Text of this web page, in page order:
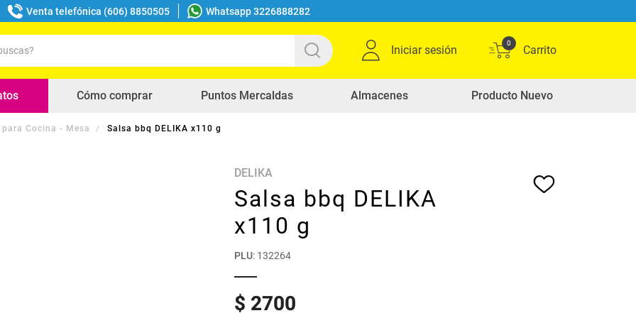
Venta telefónica (606) 8850505 Whatsapp 3226888282
Iniciar sesión
0
Cómo comprar Puntos Mercaldas Almacenes Producto Nuevo
Cocina - Mesa Salsa bbq DELIKA x110 g
DELIKA
Salsa bbq DELIKA
x110 g
PLU: 132264
$ 2700
buscados